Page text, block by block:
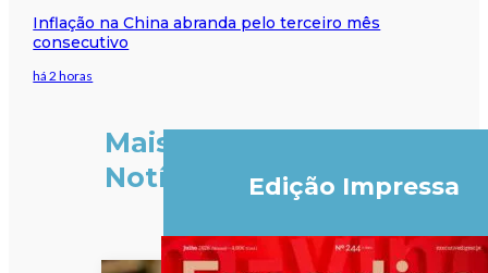
Inflação na China abranda pelo terceiro mês
consecutivo
há 2 horas
Mais
Notícias
Edição Impressa